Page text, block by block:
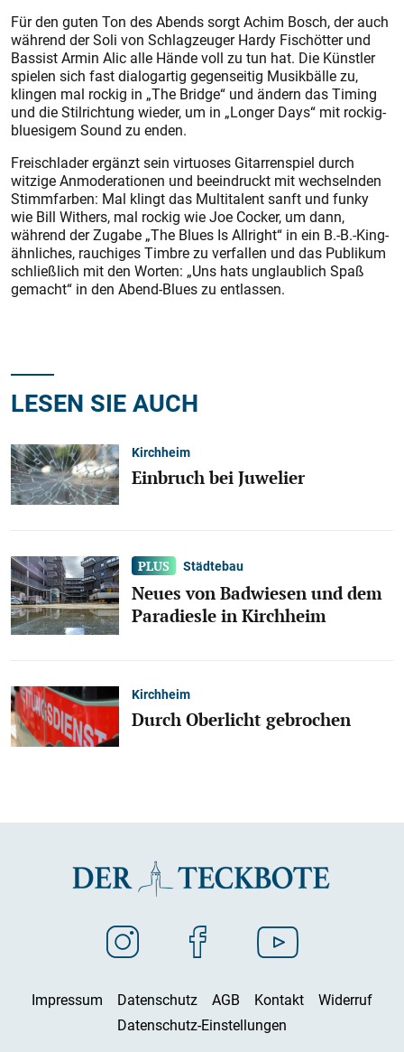
Für den guten Ton des Abends sorgt Achim Bosch, der auch
während der Soli von Schlagzeuger Hardy Fischötter und
Bassist Armin Alic alle Hände voll zu tun hat. Die Künstler
spielen sich fast dialogartig gegenseitig Musikbälle zu,
klingen mal rockig in „The Bridge“ und ändern das Timing
und die Stilrichtung wieder, um in „Longer Days“ mit rockig-
bluesigem Sound zu enden.
Freischlader ergänzt sein virtuoses Gitarrenspiel durch
witzige Anmoderationen und beeindruckt mit wechselnden
Stimmfarben: Mal klingt das Multitalent sanft und funky
wie Bill Withers, mal rockig wie Joe Cocker, um dann,
während der Zugabe „The Blues Is Allright“ in ein B.-B.-King-
ähnliches, rauchiges Timbre zu verfallen und das Publikum
schließlich mit den Worten: „Uns hats unglaublich Spaß
gemacht“ in den Abend-Blues zu entlassen.
LESEN SIE AUCH
Kirchheim
Einbruch bei Juwelier
Städtebau
Neues von Badwiesen und dem
Paradiesle in Kirchheim
Kirchheim
Durch Oberlicht gebrochen
Impressum Datenschutz AGB Kontakt
Widerruf
Datenschutz-Einstellungen